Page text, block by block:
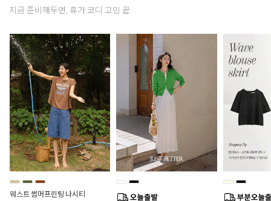
지금 준비해두면, 휴가 코디 고민 끝
웨스트 썸머프린팅 나시티